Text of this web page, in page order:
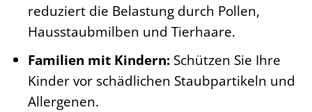
reduziert die Belastung durch Pollen,
Hausstaubmilben und Tierhaare.
Familien mit Kindern:Schützen Sie Ihre
Kinder vor schädlichen Staubpartikeln und
Allergenen.